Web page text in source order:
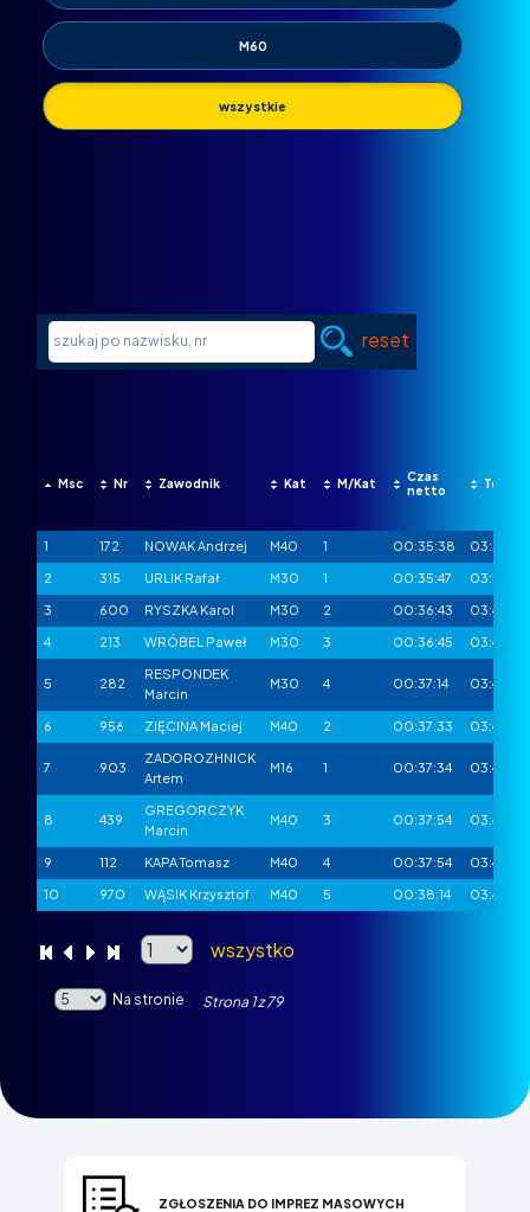
M60
wszystkie
reset
Msc Nr Zawodnik Kat M/Kat
Czas
netto
Tempo
1 172 NOWAK Andrzej M40 1 00:35:38 03:34
2 315 URLIK Rafał M30 1 00:35:47 03:35
3 600 RYSZKA Karol M30 2 00:36:43 03:40
4 213 WRÓBEL Paweł M30 3 00:36:45 03:41
5 282
RESPONDEK
Marcin
M30 4 00:37:14 03:43
6 956 ZIĘCINA Maciej M40 2 00:37:33 03:45
7 903
ZADOROZHNICK
Artem
M16 1 00:37:34 03:45
8 439
GREGORCZYK
Marcin
M40 3 00:37:54 03:47
9 112 KAPA Tomasz M40 4 00:37:54 03:47
10 970 WĄSIK Krzysztof M40 5 00:38:14 03:49
wszystko
Na stronie Strona 1z79
ZGŁOSZENIA DO IMPREZ MASOWYCH